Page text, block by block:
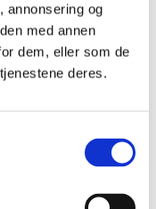
annonsering og
med annen
dem, eller som de
deres.